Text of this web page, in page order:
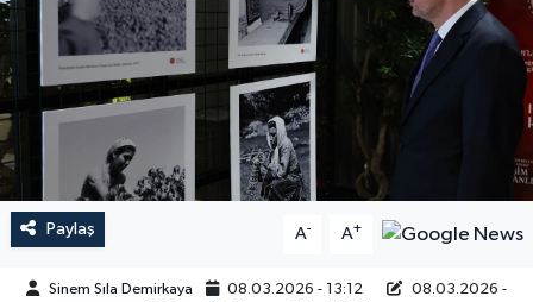
Paylaş A- A+
Sinem Sıla Demirkaya 08.03.2026 - 13:12
08.03.2026 -